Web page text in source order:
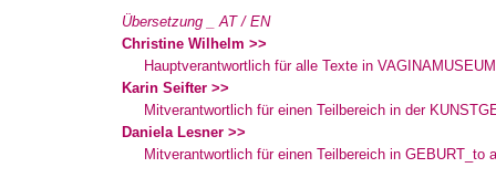
Übersetzung _ AT / EN
Christine Wilhelm >>
Hauptverantwortlich für alle Texte in
Karin Seifter >>
Mitverantwortlich für einen Teilbereich in der
Daniela Lesner >>
Mitverantwortlich für einen Teilbereich in GEBURT_to